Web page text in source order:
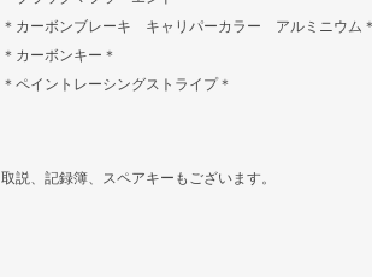
＊カーボンブレーキ キャリパーカラー アルミニウム＊
＊カーボンキー＊
＊ペイントレーシングストライプ＊
取説、記録簿、スペアキーもございます。